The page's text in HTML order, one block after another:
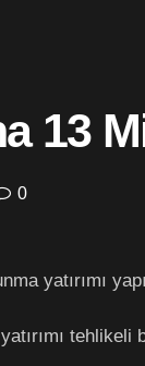
13
0
yatırımı